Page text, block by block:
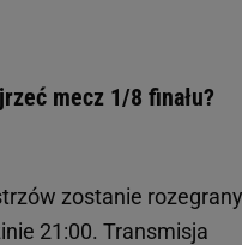
mecz 1/8 finału?
zostanie
21:00. Transmisja